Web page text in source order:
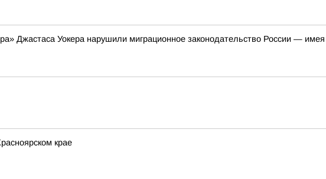
Джастаса Уокера нарушили миграционное законодательство России —
крае